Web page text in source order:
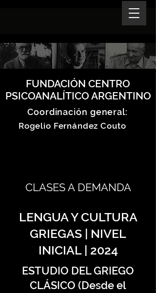
FUNDACIÓN CENTRO
PSICOANALÍTICO ARGENTINO
Coordinación general:
Rogelio Fernández Couto
CLASES A DEMANDA
LENGUA Y CULTURA
GRIEGAS | NIVEL
INICIAL | 2024
ESTUDIO DEL GRIEGO
CLÁSICO (Desde el